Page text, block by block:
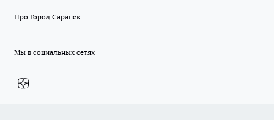
Про Город Саранск
Мы в социальных сетях